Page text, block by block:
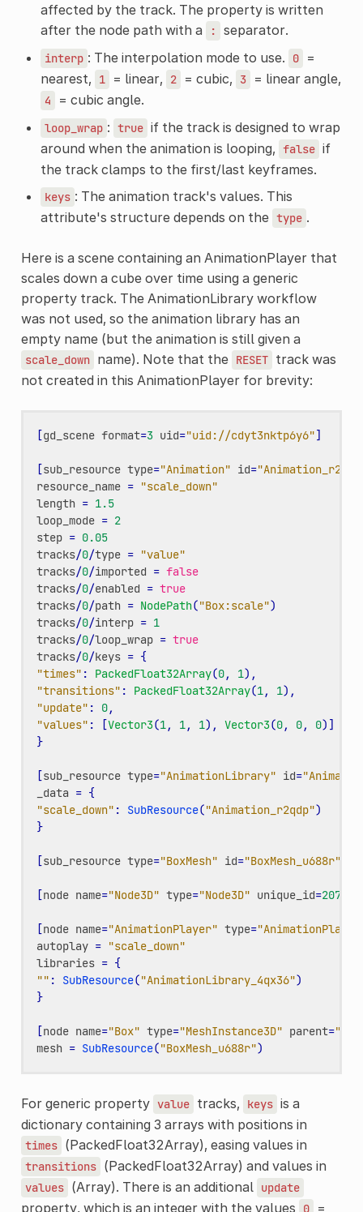
affected by the track. The property is written
after the node path with a
: separator.
interp : The interpolation mode to use. 0
=
nearest,
1 = linear, 2 = cubic, 3 = linear angle,
4 = cubic angle.
loop_wrap : true if the track is designed to wrap
around when the animation is looping, false if
the track clamps to the first/last keyframes.
keys : The animation track's values. This
attribute's structure depends on the type .
Here is a scene containing an AnimationPlayer that
scales down a cube over time using a generic
property track. The AnimationLibrary workflow
was not used, so the animation library has an
empty name (but the animation is still given a
scale_down name). Note that the RESET track was
not created in this AnimationPlayer for brevity:
[gd_scene format=3 uid="uid://cdyt3nktp6y6"]
[sub_resource type="Animation" id=
resource_name = "scale_down"
length = 1.5
loop_mode = 2
step = 0.05
tracks/0/type = "value"
tracks/0/imported = false
tracks/0/enabled = true
tracks/0/path = NodePath("Box:scale")
tracks/0/interp = 1
tracks/0/loop_wrap = true
tracks/0/keys = {
"times" : PackedFloat32Array(0, 1),
"transitions" : PackedFloat32Array(1, 1),
"update" : 0,
"values" : [Vector3(1, 1, 1), Vector3(0, 0, 0)]
}
[sub_resource type="AnimationLibrary" id=
_data = {
"scale_down" : SubResource("Animation_r2qdp")
}
[sub_resource type="BoxMesh" id="BoxMesh_u688r"
[node name="Node3D" type="Node3D" unique_id=
[node name="AnimationPlayer" type=
autoplay = "scale_down"
libraries = {
"" : SubResource("AnimationLibrary_4qx36")
}
[node name="Box" type="MeshInstance3D" parent="."
mesh = SubResource("BoxMesh_u688r")
For generic property value tracks, keys is a
dictionary containing 3 arrays with positions in
times (PackedFloat32Array), easing values in
transitions (PackedFloat32Array) and values in
values (Array). There is an additional update
property, which is an integer with the values 0 =